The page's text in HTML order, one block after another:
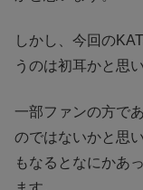
しかし、今回の
うのは初耳かと思い
一部ファンの方で
のではないかと思
もなるとなにかあ